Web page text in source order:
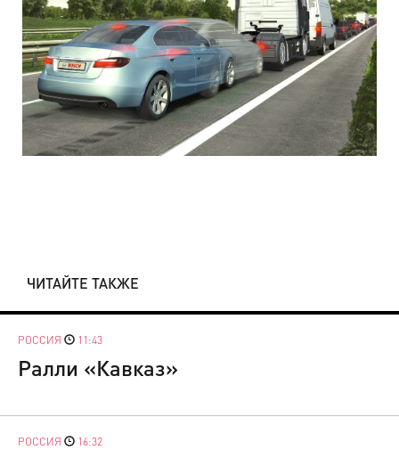
ЧИТАЙТЕ ТАКЖЕ
РОССИЯ 11:43
Ралли «Кавказ»
РОССИЯ 16:32